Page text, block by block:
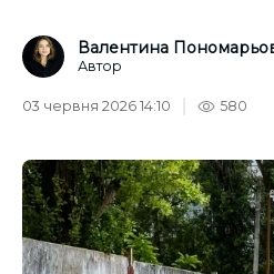
Валентина
Автор
03 червня 2026 14:10 580